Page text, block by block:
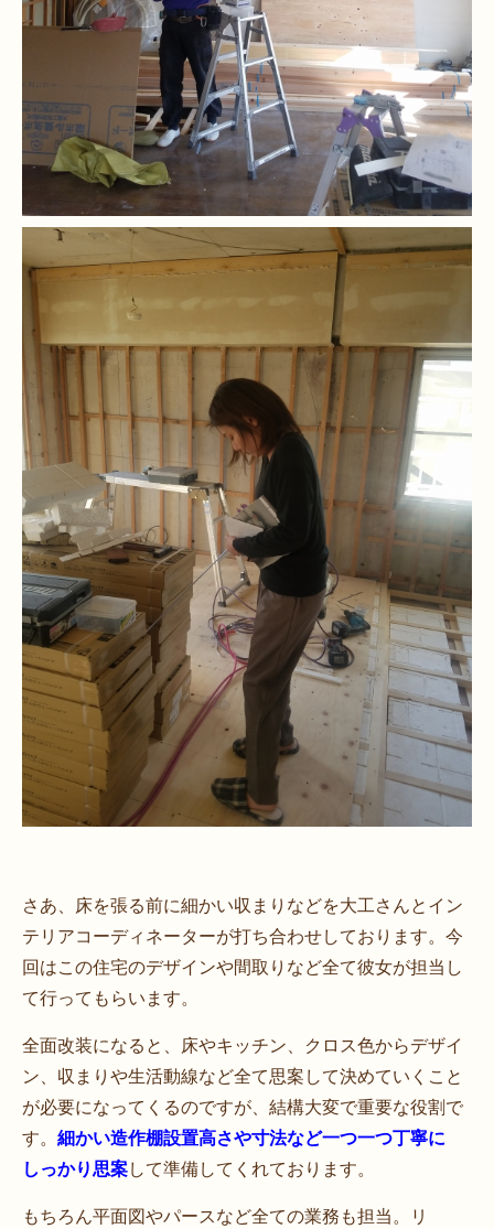
さあ、床を張る前に細かい収まりなどを大工さんとイン
テリアコーディネーターが打ち合わせしております。今
回はこの住宅のデザインや間取りなど全て彼女が担当し
て行ってもらいます。
全面改装になると、床やキッチン、クロス色からデザイ
ン、収まりや生活動線など全て思案して決めていくこと
が必要になってくるのですが、結構大変で重要な役割で
す。 細かい造作棚設置高さや寸法など一つ一つ丁寧に
しっかり思案して準備してくれております。
もちろん平面図やパースなど全ての業務も担当。リ